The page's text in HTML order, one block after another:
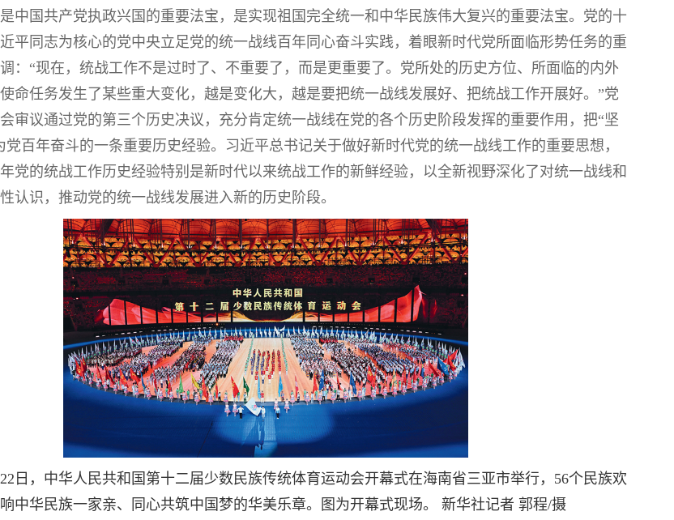
中国共产党执政兴国的重要法宝，是实现祖国完全统一和中华民族伟大复兴的重要法宝。党的十
平同志为核心的党中央立足党的统一战线百年同心奋斗实践，着眼新时代党所面临形势任务的重
：“现在，统战工作不是过时了、不重要了，而是更重要了。党所处的历史方位、所面临的内外
命任务发生了某些重大变化，越是变化大，越是要把统一战线发展好、把统战工作开展好。”党
审议通过党的第三个历史决议，充分肯定统一战线在党的各个历史阶段发挥的重要作用，把“坚
党百年奋斗的一条重要历史经验。习近平总书记关于做好新时代党的统一战线工作的重要思想，
党的统战工作历史经验特别是新时代以来统战工作的新鲜经验，以全新视野深化了对统一战线和
认识，推动党的统一战线发展进入新的历史阶段。
日，中华人民共和国第十二届少数民族传统体育运动会开幕式在海南省三亚市举行，56个民族欢
中华民族一家亲、同心共筑中国梦的华美乐章。图为开幕式现场。 新华社记者 郭程/摄